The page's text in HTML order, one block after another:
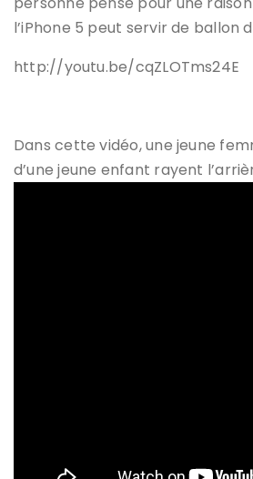
l’iPhone 5 peut servir de ballon
http://youtu.be/cqZLOTms24E
Dans cette vidéo, une jeune
d’une jeune enfant rayent